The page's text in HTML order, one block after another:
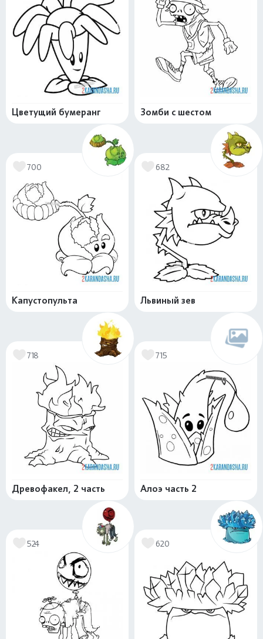
Цветущий бумеранг Зомби с шестом
700
Капустопульта
682
Львиный зев
718
Древофакел, 2 часть
715
Алоэ часть 2
524 620